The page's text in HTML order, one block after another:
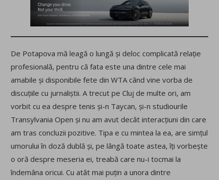
De Potapova mă leagă o lungă și deloc complicată relație
profesională, pentru că fata este una dintre cele mai
amabile și disponibile fete din WTA când vine vorba de
discuțiile cu jurnaliștii. A trecut pe Cluj de multe ori, am
vorbit cu ea despre tenis și-n Taycan, și-n studiourile
Transylvania Open și nu am avut decât interacțiuni din care
am tras concluzii pozitive. Tipa e cu mintea la ea, are simțul
umorului în doză dublă și, pe lângă toate astea, îți vorbește
o oră despre meseria ei, treabă care nu-i tocmai la
îndemâna oricui. Cu atât mai puțin a unora dintre